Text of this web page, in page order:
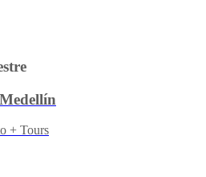
+ Tours